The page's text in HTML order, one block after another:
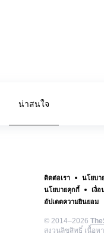
น่าสนใจ
ติดต่อเรา นโยบา
นโยบายคุกกี้
เงื่
อัปเดตความยินยอม
© 2014–2026
สงวนลิขสิทธิ์ เนื้อ